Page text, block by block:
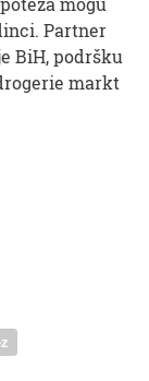
Partner
BiH, podršku
markt